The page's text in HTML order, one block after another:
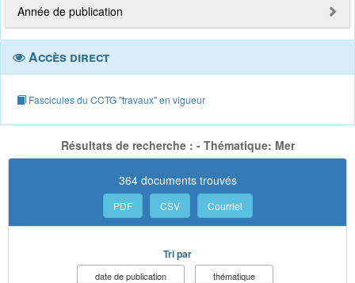
Année de publication
Accès direct
Fascicules du CCTG "travaux" en vigueur
Résultats de recherche : - Thématique: Mer
364 documents trouvés
PDF CSV Courriel
Tri par
date de publication
thématique